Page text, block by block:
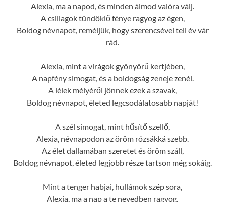
Alexia, ma a napod, és minden álmod valóra válj.
A csillagok tündöklő fénye ragyog az égen,
Boldog névnapot, reméljük, hogy szerencsével teli év vár
rád.
Alexia, mint a virágok gyönyörű kertjében,
A napfény simogat, és a boldogság zeneje zenél.
A lélek mélyéről jönnek ezek a szavak,
Boldog névnapot, életed legcsodálatosabb napját!
A szél simogat, mint hűsítő szellő,
Alexia, névnapodon az öröm rózsákká szebb.
Az élet dallamában szeretet és öröm száll,
Boldog névnapot, életed legjobb része tartson még sokáig.
Mint a tenger habjai, hullámok szép sora,
Alexia, ma a nap a te nevedben ragyog.